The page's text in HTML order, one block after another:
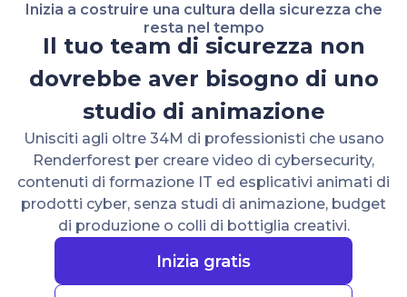
Inizia a costruire una cultura della sicurezza che
resta nel tempo
Il tuo team di sicurezza non
dovrebbe aver bisogno di uno
studio di animazione
Unisciti agli oltre 34M di professionisti che usano
Renderforest per creare video di cybersecurity,
contenuti di formazione IT ed esplicativi animati di
prodotti cyber, senza studi di animazione, budget
di produzione o colli di bottiglia creativi.
Inizia gratis